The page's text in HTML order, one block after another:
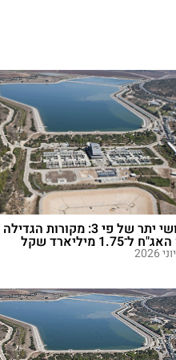
טכנולוגיות התפלה וטיהור מים